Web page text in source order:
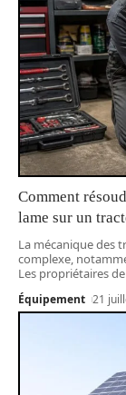
Comment
lame sur un
La mécanique des
complexe,
Les propriétaires
Équipement 21